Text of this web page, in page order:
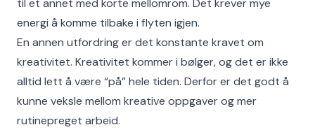
til et annet med korte mellomrom. Det krever mye
energi å komme tilbake i flyten igjen.
En annen utfordring er det konstante kravet om
kreativitet. Kreativitet kommer i bølger, og det er ikke
alltid lett å være “på” hele tiden. Derfor er det godt å
kunne veksle mellom kreative oppgaver og mer
rutinepreget arbeid.